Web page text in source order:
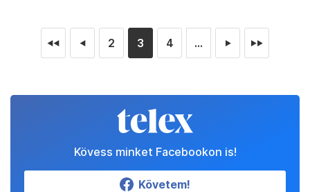
◄◄ ◄ 2 3 4 ... ► ►►
Kövess minket Facebookon is!
Követem!